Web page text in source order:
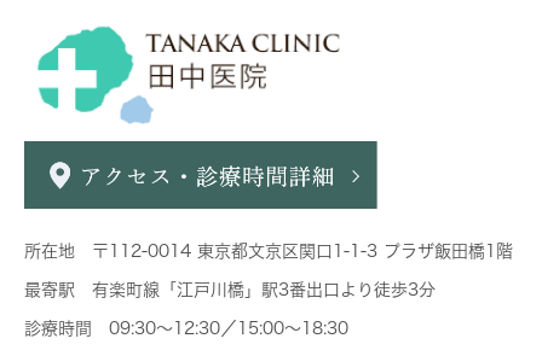
所在地 〒112-0014 東京都文京区関口1-1-3 プラザ飯田橋1階
最寄駅 有楽町線「江戸川橋」駅3番出口より徒歩3分
診療時間 09:30～12:30／15:00～18:30